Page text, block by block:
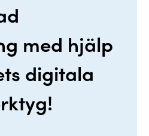
med hjälp
digitala